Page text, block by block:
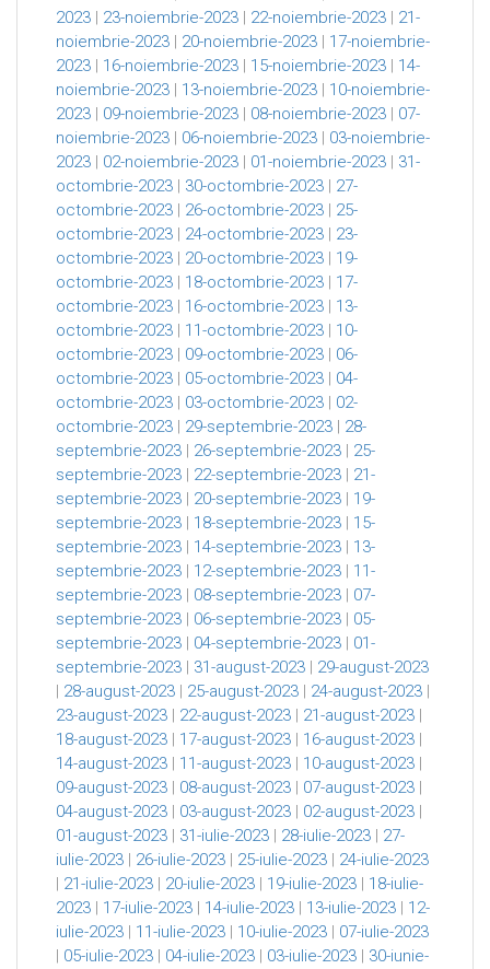
2023 | 23-noiembrie-2023 | 22-noiembrie-2023 | 21-
noiembrie-2023 | 20-noiembrie-2023 | 17-noiembrie-
2023 | 16-noiembrie-2023 | 15-noiembrie-2023 | 14-
noiembrie-2023 | 13-noiembrie-2023 | 10-noiembrie-
2023 | 09-noiembrie-2023 | 08-noiembrie-2023 | 07-
noiembrie-2023 | 06-noiembrie-2023 | 03-noiembrie-
2023 | 02-noiembrie-2023 | 01-noiembrie-2023 | 31-
octombrie-2023 | 30-octombrie-2023 | 27-
octombrie-2023 | 26-octombrie-2023 | 25-
octombrie-2023 | 24-octombrie-2023 | 23-
octombrie-2023 | 20-octombrie-2023 | 19-
octombrie-2023 | 18-octombrie-2023 | 17-
octombrie-2023 | 16-octombrie-2023 | 13-
octombrie-2023 | 11-octombrie-2023 | 10-
octombrie-2023 | 09-octombrie-2023 | 06-
octombrie-2023 | 05-octombrie-2023 | 04-
octombrie-2023 | 03-octombrie-2023 | 02-
octombrie-2023 | 29-septembrie-2023 | 28-
septembrie-2023 | 26-septembrie-2023 | 25-
septembrie-2023 | 22-septembrie-2023 | 21-
septembrie-2023 | 20-septembrie-2023 | 19-
septembrie-2023 | 18-septembrie-2023 | 15-
septembrie-2023 | 14-septembrie-2023 | 13-
septembrie-2023 | 12-septembrie-2023 | 11-
septembrie-2023 | 08-septembrie-2023 | 07-
septembrie-2023 | 06-septembrie-2023 | 05-
septembrie-2023 | 04-septembrie-2023 | 01-
septembrie-2023 | 31-august-2023 | 29-august-2023
| 28-august-2023 | 25-august-2023 | 24-august-2023 |
23-august-2023 | 22-august-2023 | 21-august-2023 |
18-august-2023 | 17-august-2023 | 16-august-2023 |
14-august-2023 | 11-august-2023 | 10-august-2023 |
09-august-2023 | 08-august-2023 | 07-august-2023 |
04-august-2023 | 03-august-2023 | 02-august-2023 |
01-august-2023 | 31-iulie-2023 | 28-iulie-2023 | 27-
iulie-2023 | 26-iulie-2023 | 25-iulie-2023 | 24-iulie-2023
| 21-iulie-2023 | 20-iulie-2023 | 19-iulie-2023 | 18-iulie-
2023 | 17-iulie-2023 | 14-iulie-2023 | 13-iulie-2023 | 12-
iulie-2023 | 11-iulie-2023 | 10-iulie-2023 | 07-iulie-2023
| 05-iulie-2023 | 04-iulie-2023 | 03-iulie-2023 | 30-iunie-